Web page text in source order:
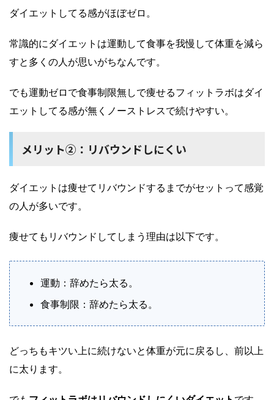
ダイエットしてる感がほぼゼロ。
常識的にダイエットは運動して食事を我慢して体重を減ら
すと多くの人が思いがちなんです。
でも運動ゼロで食事制限無しで痩せるフィットラボはダイ
エットしてる感が無くノーストレスで続けやすい。
メリット②：リバウンドしにくい
ダイエットは痩せてリバウンドするまでがセットって感覚
の人が多いです。
痩せてもリバウンドしてしまう理由は以下です。
運動：辞めたら太る。
食事制限：辞めたら太る。
どっちもキツい上に続けないと体重が元に戻るし、前以上
に太ります。